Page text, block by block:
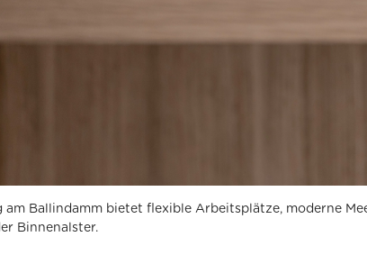
am Ballindamm bietet flexible Arbeitsplätze, moderne
Binnenalster.